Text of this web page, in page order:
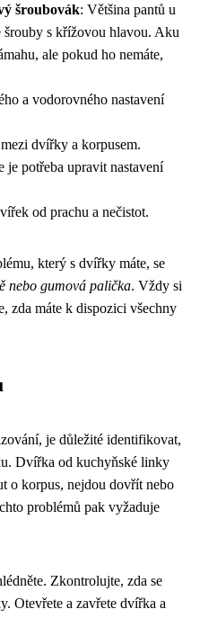
šroubovák: Většina pantů u
s křížovou hlavou. Aku
ale pokud ho nemáte,
a vodorovného nastavení
dvířky a korpusem.
je potřeba upravit nastavení
od prachu a nečistot.
který s dvířky máte, se
nebo gumová palička. Vždy si
zda máte k dispozici všechny
je důležité identifikovat,
Dvířka od kuchyňské linky
o korpus, nejdou dovřít nebo
problémů pak vyžaduje
Zkontrolujte, zda se
Otevřete a zavřete dvířka a